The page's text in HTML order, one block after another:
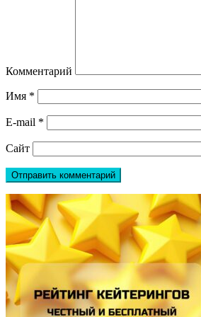
Комментарий
Имя *
E-mail *
Сайт